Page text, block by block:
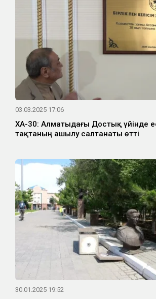
03.03.2025 17:06
ҚХА-30: Алматыдағы Достық үйінде
тақтаның ашылу салтанаты өтті
30.01.2025 19:52